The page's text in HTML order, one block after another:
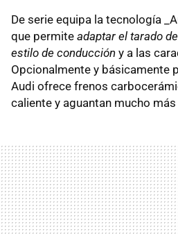
De serie equipa la tecnología
que permite adaptar el tarado
estilo de conducción y a las
Opcionalmente y básicamente
Audi ofrece frenos
caliente y aguantan mucho